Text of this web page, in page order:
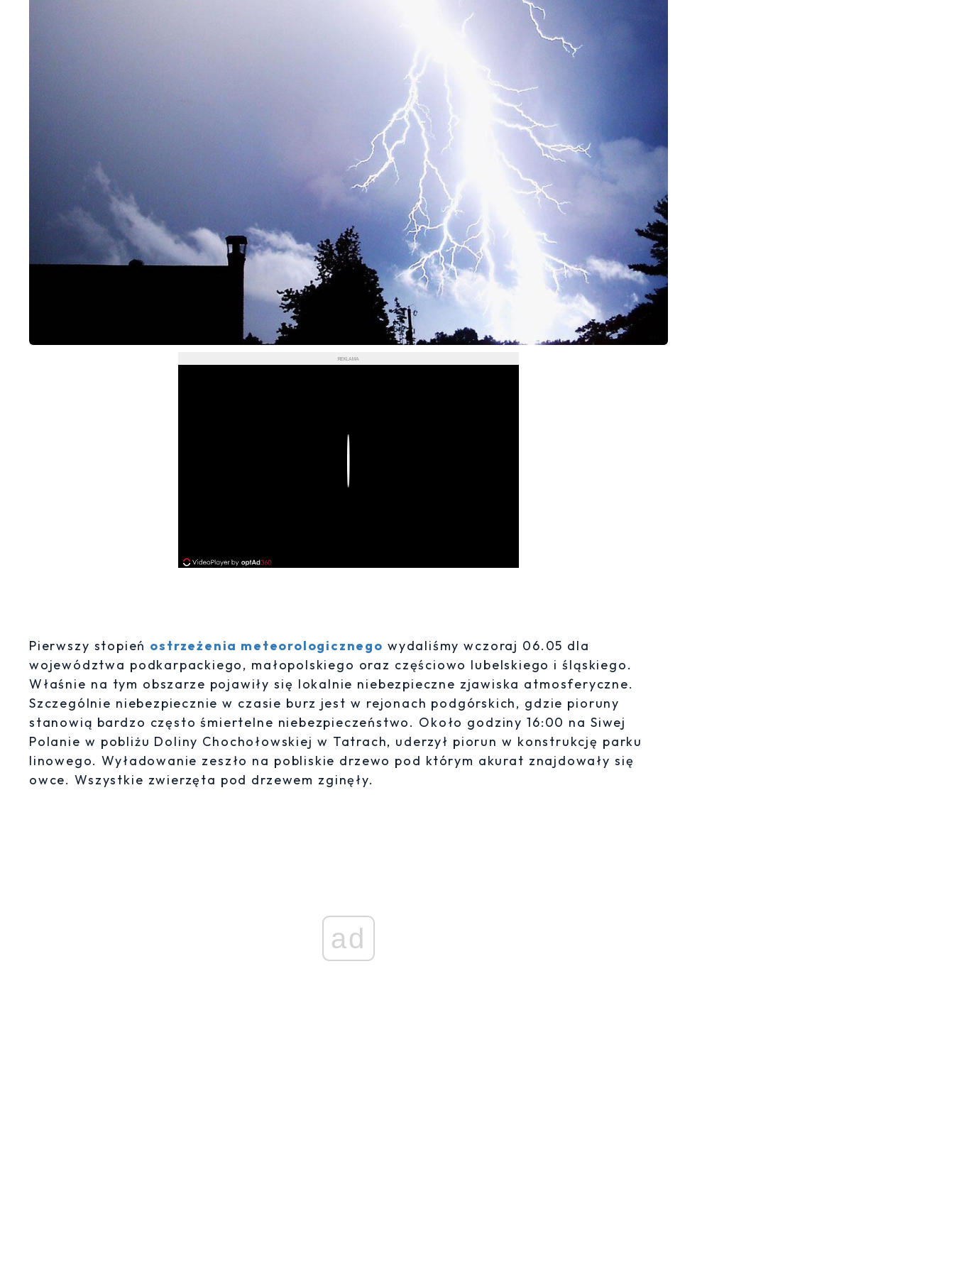
REKLAMA
Pierwszy stopień ostrzeżenia meteorologicznego wydaliśmy wczoraj 06.05 dla
województwa podkarpackiego, małopolskiego oraz częściowo lubelskiego i śląskiego.
Właśnie na tym obszarze pojawiły się lokalnie niebezpieczne zjawiska atmosferyczne.
Szczególnie niebezpiecznie w czasie burz jest w rejonach podgórskich, gdzie pioruny
stanowią bardzo często śmiertelne niebezpieczeństwo. Około godziny 16:00 na Siwej
Polanie w pobliżu Doliny Chochołowskiej w Tatrach, uderzył piorun w konstrukcję parku
linowego. Wyładowanie zeszło na pobliskie drzewo pod którym akurat znajdowały się
owce. Wszystkie zwierzęta pod drzewem zginęły.
ad